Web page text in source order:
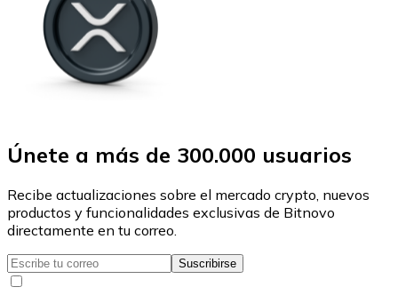
Únete a más de 300.000 usuarios
Recibe actualizaciones sobre el mercado crypto, nuevos
productos y funcionalidades exclusivas de Bitnovo
directamente en tu correo.
Suscribirse